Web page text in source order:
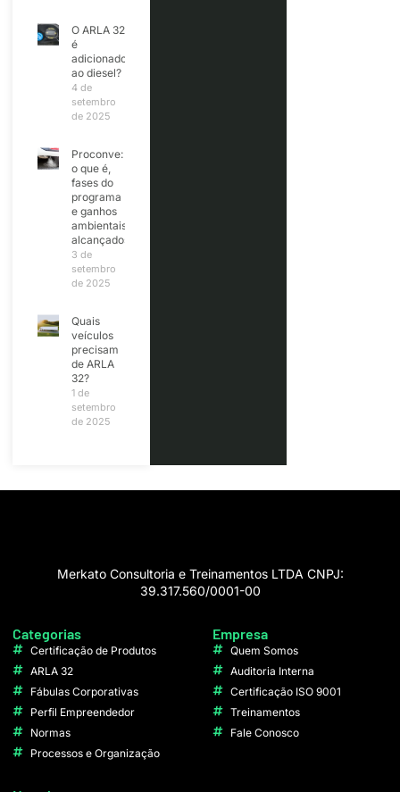
O ARLA 32
é
adicionado
ao diesel?
4 de
setembro
de 2025
Proconve:
o que é,
fases do
programa
e ganhos
ambientais
alcançados
3 de
setembro
de 2025
Quais
veículos
precisam
de ARLA
32?
1 de
setembro
de 2025
Merkato Consultoria e Treinamentos LTDA CNPJ:
39.317.560/0001-00
Categorias
Certificação de Produtos
ARLA 32
Fábulas Corporativas
Perfil Empreendedor
Normas
Processos e Organização
Empresa
Quem Somos
Auditoria Interna
Certificação ISO 9001
Treinamentos
Fale Conosco